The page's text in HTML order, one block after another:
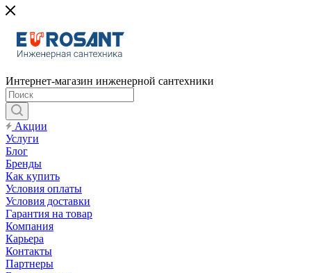
Интернет-магазин инженерной сантехники
Акции
Услуги
Блог
Бренды
Как купить
Условия оплаты
Условия доставки
Гарантия на товар
Компания
Карьера
Контакты
Партнеры